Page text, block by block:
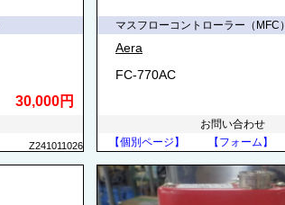
30,000円
Z241011026
マスフローコントローラー（MFC）
Aera
FC-770AC
お問い合わせ
【個別ページ】
【フォーム】